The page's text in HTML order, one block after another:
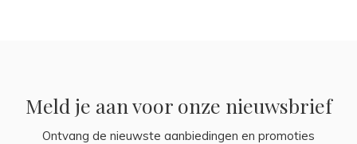
Meld je aan voor onze nieuwsbrief
Ontvang de nieuwste aanbiedingen en promoties